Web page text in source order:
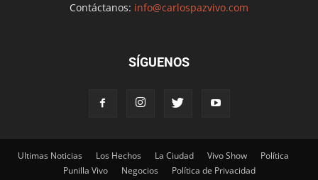
Contáctanos: info@carlospazvivo.com
SÍGUENOS
Ultimas Noticias Los Hechos La Ciudad Vivo Show
Política
Punilla Vivo
Negocios Política de Privacidad